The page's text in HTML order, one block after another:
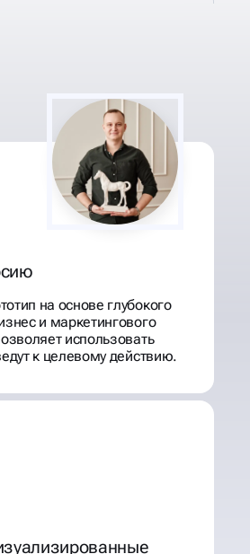
на основе глубокого
и маркетингового
использовать
к целевому действию.